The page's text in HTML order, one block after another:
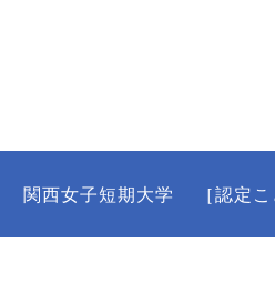
関西女子短期大学 ［認定